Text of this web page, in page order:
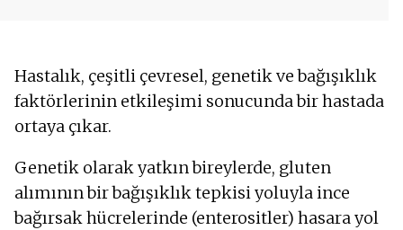
Hastalık, çeşitli çevresel, genetik ve bağışıklık
faktörlerinin etkileşimi sonucunda bir hastada
ortaya çıkar.
Genetik olarak yatkın bireylerde, gluten
alımının bir bağışıklık tepkisi yoluyla ince
bağırsak hücrelerinde (enterositler) hasara yol